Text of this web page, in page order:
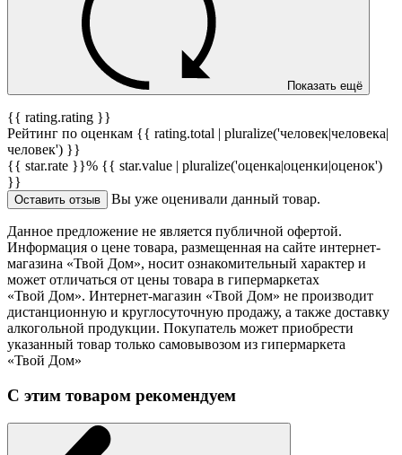
Показать ещё
{{ rating.rating }}
Рейтинг по оценкам {{ rating.total | pluralize('человек|человека|
человек') }}
{{ star.rate }}% {{ star.value | pluralize('оценка|оценки|оценок')
}}
Оставить отзыв Вы уже оценивали данный товар.
Данное предложение не является публичной офертой.
Информация о цене товара, размещенная на сайте интернет-
магазина «Твой Дом», носит ознакомительный характер и
может отличаться от цены товара в гипермаркетах
«Твой Дом». Интернет-магазин «Твой Дом» не производит
дистанционную и круглосуточную продажу, а также доставку
алкогольной продукции. Покупатель может приобрести
указанный товар только самовывозом из гипермаркета
«Твой Дом»
С этим товаром рекомендуем